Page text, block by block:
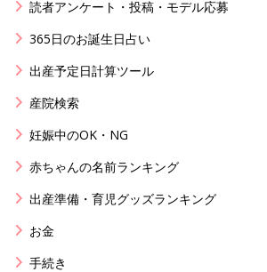
読者アンケート・投稿・モデル応募
365日のお誕生日占い
出産予定日計算ツール
産院検索
妊娠中のOK・NG
赤ちゃんの名前ランキング
出産準備・育児グッズランキング
お金
手続き